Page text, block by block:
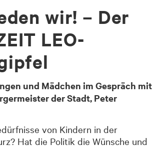
wir! – Der
LEO-
und Mädchen im Gespräch mit
der Stadt, Peter
von Kindern in der
Hat die Politik die Wünsche und